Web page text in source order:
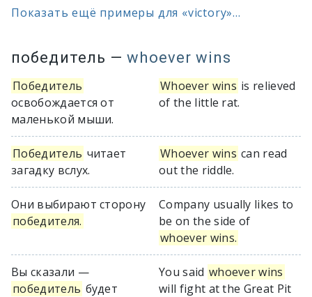
Показать ещё примеры для «victory»...
победитель —whoever wins
Победитель
освобождается от
маленькой мыши.
Whoever wins is relieved
of the little rat.
Победитель читает
загадку вслух.
Whoever wins can read
out the riddle.
Они выбирают сторону
победителя.
Company usually likes to
be on the side of
whoever wins.
Вы сказали —
победитель будет
You said whoever wins
will fight at the Great Pit